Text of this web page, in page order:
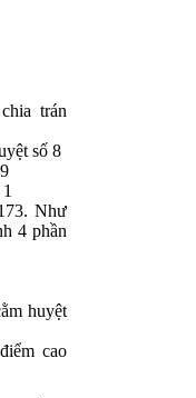
trán
số 8
Như
4 phần
huyệt
cao